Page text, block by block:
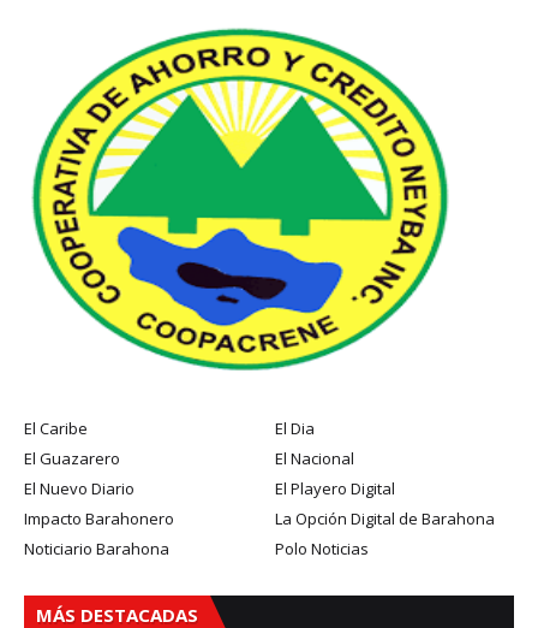
El Caribe
El Dia
El Guazarero
El Nacional
El Nuevo Diario
El Playero Digital
Impacto Barahonero
La Opción Digital de Barahona
Noticiario Barahona
Polo Noticias
MÁS DESTACADAS